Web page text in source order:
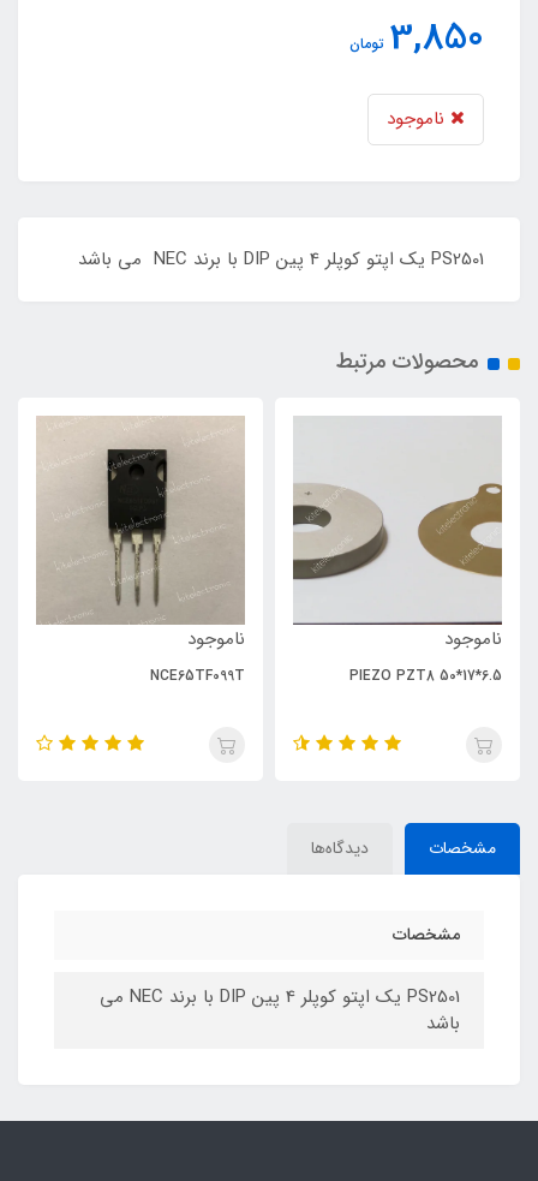
3,850 تومان
ناموجود
محصولات مرتبط
ناموجود
PIEZO PZT8 50*17*6.5
ناموجود
NCE65TF099T
مشخصات دیدگاه‌ها
مشخصات
PS2501 یک اپتو کوپلر 4 پین DIP با برند NEC می
باشد